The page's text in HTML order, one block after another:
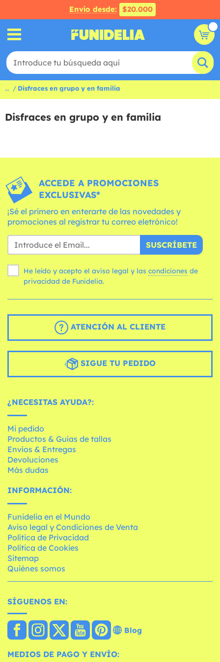
Envío desde: $20.000
... Disfraces en grupo y en familia
Disfraces en grupo y en familia
ACCEDE A PROMOCIONES
EXCLUSIVAS*
¡Sé el primero en enterarte de las novedades y
promociones al registrar tu correo eletrónico!
SUSCRÍBETE
He leído y acepto el aviso legal y las condiciones
privacidad de Funidelia.
ATENCIÓN AL CLIENTE
SIGUE TU PEDIDO
¿NECESITAS AYUDA?:
Mi pedido
Productos & Guías de tallas
Envíos & Entregas
Devoluciones
Más dudas
INFORMACIÓN:
Funidelia en el Mundo
Aviso legal y Condiciones de Venta
Política de Privacidad
Política de Cookies
Sitemap
Quiénes somos
SÍGUENOS EN:
Blog
MEDIOS DE PAGO Y ENVÍO: